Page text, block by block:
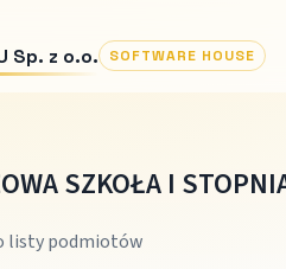
Sp. z o.o. SOFTWARE HOUSE
SZKOŁA I
listy podmiotów